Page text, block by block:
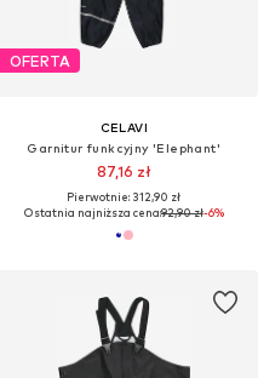
OFERTA
CELAVI
Garnitur funkcyjny 'Elephant'
87,16 zł
Pierwotnie: 312,90 zł
Ostatnia najniższa cena:92,90 zł-6%